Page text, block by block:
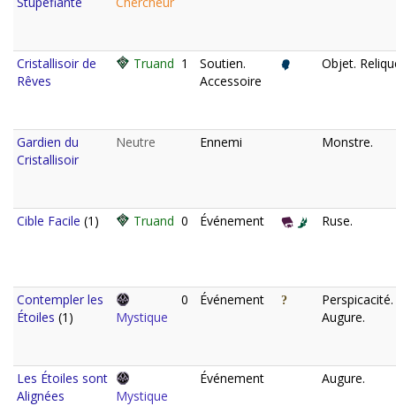
Cristallisoir de
Rêves
Truand 1
Soutien.
Accessoire
Objet.
Gardien du
Cristallisoir
Neutre Ennemi Monstre.
Cible Facile (1) Truand 0 Événement Ruse.
Contempler les
Étoiles (1) Mystique
0 Événement
Perspicacité.
Augure.
Les Étoiles sont
Alignées
Mystique
Événement Augure.